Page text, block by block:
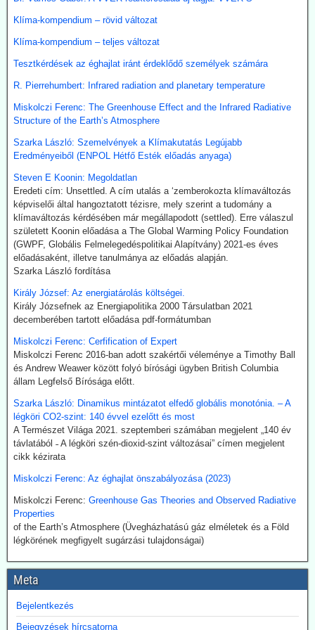
történelemben először vásárolt közvetlenül az USA-ból kőolajat.
Emellett megnöveli saját kitermelését, és kacsingat az orosz
beszállításokra is.
2026.07.22. Finance.yahoo: Kerozin a hulladék
étolajból és egyéb alternatív forrásokból - India a
startvonalon
A növényi olaj- és állati zsírhulladékból nemcsak autóüzemanyagot
Sustainable Aviation Fuel (fenntartható kerozin, SAF). Előállítása
ma 2-5-ször drágább, mint a hagyományos keroziné, de
klímavédelmi okok miatt a légitársaságok érdeklődnek az
üzemanyag iránt.
India új utat céloz meg az előállításnál. A mezőgazdasági
hulladékokból (magas CO-tartalmú) szintézisgázt lehet gyártani,
amit a Fischer-Tropsch eljárás szerint hidrogénnel reagáltatva
folyékony szénhidrogén-keveréket, azaz benzint kapunk. A folyamat
megfelelő irányításánál a végtermék kerozin. A hidrogént -
legalábbis indiai források szerint elektrolízissel kívánják előállítani.
Problémánk avval van, ha a zöldenergiagyártás súlyos állami, értsd
adófizetői szubvenciókból akar megélni - az idők végezetéig.
klíma-lezárásokat a kovid-lezárások mintájára?
Google és az egyéb MI által támogatott keresők szerint a
klímavészhelyzet miatti lezárások csupáncsak összeesküvés-
WHO megbízásából dolgozó közgazdász alkotta meg 2020
októberében. A támogatók között ott volt a Soros-alapítvány és a
világ legnagyobb vállalatait összefogó World Business Council for
Sustainable Development. Az illető szerint a klímavészhelyzet
miatti lezárások a vörös hús fogyasztásának tilalmát, a személyes
járműhasználat korlátozását, a fosszilis tüzelőanyagok
kitermelésének megszüntetését és további energiaügyi
intézkedéseket jelentenének.
Hogy erre (egyelőre legalább is) nem került sor, az az ún.
összeesküvés-elmélet terjesztőknek, azaz az információk
kompromisszum nélkül terjesztőinek köszönhető.
2026.07.21. The Sociable: Nemzetközi támogatás
a moduláris atomerőművek elterjesztésére
Az Egyesült Államok, Japán és Dél-Korea fel kívánják gyorsítani a
kis moduláris atomreaktorok bevezetését az Indiai-óceáni
térségben. Hivatalosan az „energiabiztonságról” és a „tiszta
Klíma-kompendium – rövid változat
Klíma-kompendium – teljes változat
Tesztkérdések az éghajlat iránt érdeklődő személyek számára
R. Pierrehumbert: Infrared radiation and planetary temperature
Miskolczi Ferenc: The Greenhouse Effect and the Infrared Radiative
Structure of the Earth’s Atmosphere
Szarka László: Szemelvények a Klímakutatás Legújabb
Eredményeiből (ENPOL Hétfő Esték előadás anyaga)
Steven E Koonin: Megoldatlan
Eredeti cím: Unsettled. A cím utalás a ‘zemberokozta klímaváltozás
képviselői által hangoztatott tézisre, mely szerint a tudomány a
klímaváltozás kérdésében már megállapodott (settled). Erre válaszul
született Koonin előadása a The Global Warming Policy Foundation
(GWPF, Globális Felmelegedéspolitikai Alapítvány) 2021-es éves
előadásaként, illetve tanulmánya az előadás alapján.
Szarka László fordítása
Király József: Az energiatárolás költségei.
Király Józsefnek az Energiapolitika 2000 Társulatban 2021
decemberében tartott előadása pdf-formátumban
Miskolczi Ferenc: Cerfification of Expert
Miskolczi Ferenc 2016-ban adott szakértői véleménye a Timothy Ball
és Andrew Weawer között folyó bírósági ügyben British Columbia
állam Legfelső Bírósága előtt.
Szarka László: Dinamikus mintázatot elfedő globális monotónia. – A
légköri CO2-szint: 140 évvel ezelőtt és most
A Természet Világa 2021. szeptemberi számában megjelent „140 év
távlatából ˗ A légköri szén-dioxid-szint változásai” címen megjelent
cikk kézirata
Miskolczi Ferenc: Az éghajlat önszabályozása (2023)
Miskolczi Ferenc: Greenhouse Gas Theories and Observed Radiative
Properties
of the Earth’s Atmosphere (Üvegházhatású gáz elméletek és a Föld
légkörének megfigyelt sugárzási tulajdonságai)
Meta
Bejelentkezés
Bejegyzések hírcsatorna